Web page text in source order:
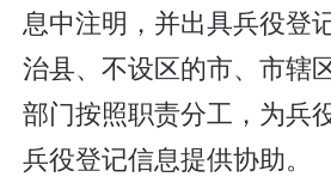
息中注明，并出具兵役登
治县、不设区的市、市辖
部门按照职责分工，为兵
兵役登记信息提供协助。